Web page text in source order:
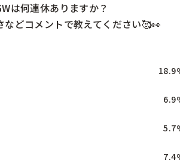
は何連休ありますか？
などコメントで教えてください🥰👀
18.9
6.9
5.7
7.4